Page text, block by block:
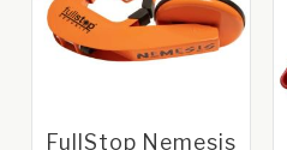
FullStop Nemesis